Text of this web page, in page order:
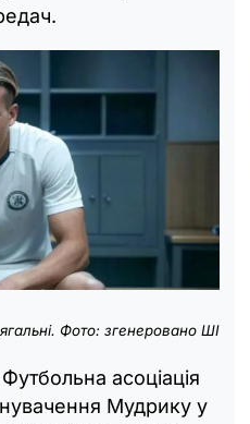
Фото: згенеровано ШІ
асоціація
Мудрику у